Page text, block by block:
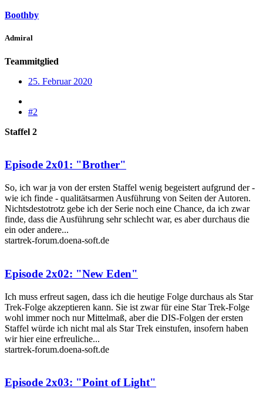
Boothby
Admiral
Teammitglied
25. Februar 2020
#2
Staffel 2
Episode 2x01: "Brother"
So, ich war ja von der ersten Staffel wenig begeistert aufgrund der -
wie ich finde - qualitätsarmen Ausführung von Seiten der Autoren.
Nichtsdestotrotz gebe ich der Serie noch eine Chance, da ich zwar
finde, dass die Ausführung sehr schlecht war, es aber durchaus die
ein oder andere...
startrek-forum.doena-soft.de
Episode 2x02: "New Eden"
Ich muss erfreut sagen, dass ich die heutige Folge durchaus als Star
Trek-Folge akzeptieren kann. Sie ist zwar für eine Star Trek-Folge
wohl immer noch nur Mittelmaß, aber die DIS-Folgen der ersten
Staffel würde ich nicht mal als Star Trek einstufen, insofern haben
wir hier eine erfreuliche...
startrek-forum.doena-soft.de
Episode 2x03: "Point of Light"